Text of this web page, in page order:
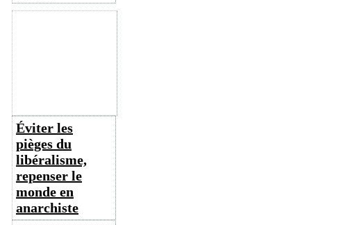
Éviter les
pièges du
libéralisme,
repenser le
monde en
anarchiste